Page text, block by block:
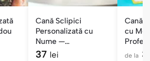
Cană Sclipici
Personalizată cu
Nume —
Semnificația
37 lei
Cană
cu
de la